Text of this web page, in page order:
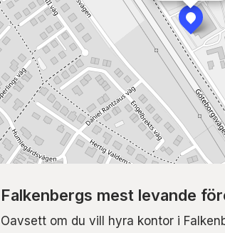
Falkenbergs mest levande
Oavsett om du vill hyra kontor i